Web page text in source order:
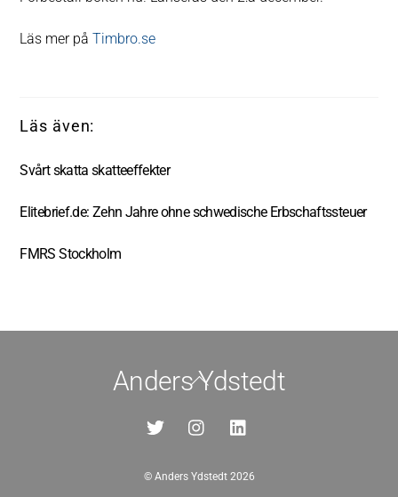
Läs mer påTimbro.se
Svårt skatta skatteeffekter
Elitebrief.de: Zehn Jahre ohne schwedische Erbschaftssteuer
FMRS Stockholm
Back
Top
Anders Ydstedt
© Anders Ydstedt2026